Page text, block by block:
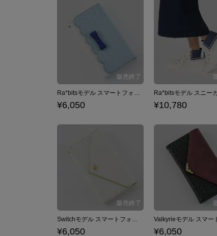
Ra*bitsモデル スマートフォンケース iPhone6/6s/7/8対応 あんさんぶるスターズ！
¥6,050 ¥10,780
Switchモデル スマートフォンケース iPhone6/6s/7/8対応 あんさんぶるスターズ！
¥6,050 ¥6,050